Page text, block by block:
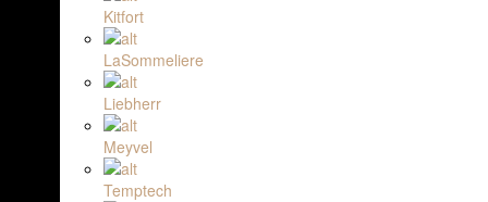
Kitfort
LaSommeliere
Liebherr
Meyvel
Temptech